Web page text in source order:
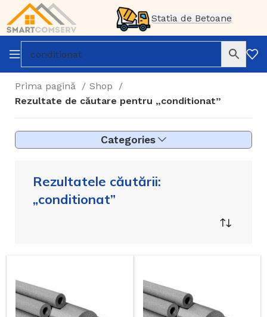
Statia de Betoane
Prima pagină
Shop
Rezultate de căutare pentru „conditionat”
Categories
Rezultatele căutării:
„conditionat”